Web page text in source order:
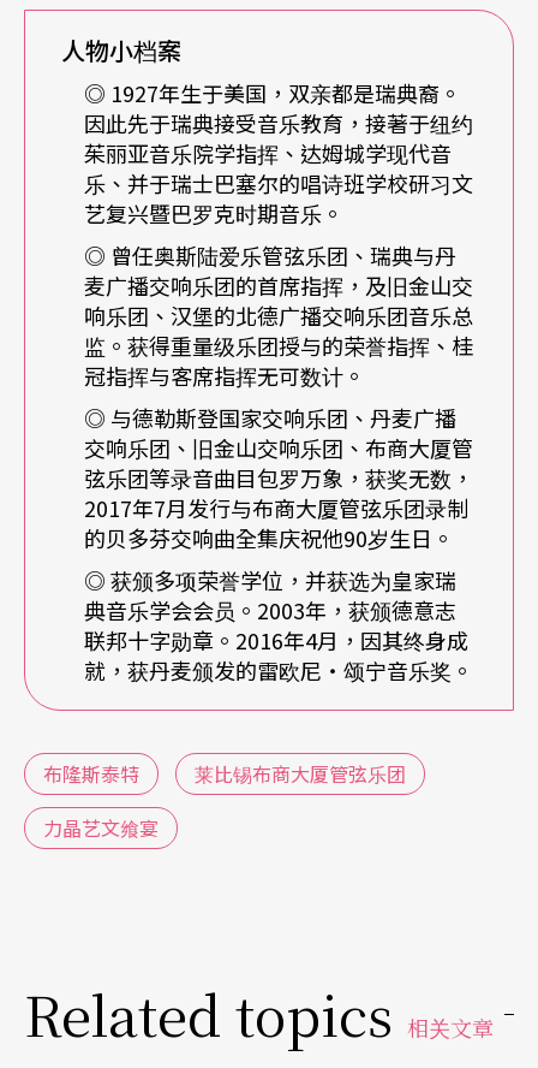
这部作品时，他是乐团总监，而他合作的大卫（Fer
dinand David）则是乐团首席。这部作品对小提琴
家来说，是养成教育里不可或缺的一环。就作品本
身来说，一方面它非常具有诗意，另一方面其实也
相当难指挥。特别是在最后一个乐章里，小提琴要
与木管一起演奏。在一般情形下，木管成员在乐团
里的座位离小提琴家太远，导致他们无法听到主
奏。最近在与卡瓦科斯排练时，我做了一个实验：
我请他在演奏这个段落时，不要站在我的位子前
方，而是退回到靠近乐团的位置，让长笛和其他木
管能听到。结果非常完美！
Q：指挥布拉姆斯的协奏曲，对指挥家的挑战又是
布拉姆斯的协奏曲当然是比较交响式的。但说到
这点时，我必须强调，孟德尔颂的协奏曲里，乐团
也不只是伴奏。乐团和主奏之间其实有相当紧密的
互动。至于布拉姆斯的协奏曲，曾经被当代的人戏
称为「一部小提琴与乐团对抗的协奏曲」。当然这
只是个笑话，但也可以知道，演奏这部作品，必须
Q：在这次的台北演出里，您安排了舒伯特的《伟
大》交响曲。有许多音乐学家将舒伯特的交响曲视
人物小档案
◎ 1927年生于美国，双亲都是瑞典裔。
因此先于瑞典接受音乐教育，接著于纽约
茱丽亚音乐院学指挥、达姆城学现代音
乐、并于瑞士巴塞尔的唱诗班学校研习文
艺复兴暨巴罗克时期音乐。
◎ 曾任奥斯陆爱乐管弦乐团、瑞典与丹
麦广播交响乐团的首席指挥，及旧金山交
响乐团、汉堡的北德广播交响乐团音乐总
监。获得重量级乐团授与的荣誉指挥、桂
冠指挥与客席指挥无可数计。
◎ 与德勒斯登国家交响乐团、丹麦广播
交响乐团、旧金山交响乐团、布商大厦管
弦乐团等录音曲目包罗万象，获奖无数，
2017年7月发行与布商大厦管弦乐团录制
的贝多芬交响曲全集庆祝他90岁生日。
◎ 获颁多项荣誉学位，并获选为皇家瑞
典音乐学会会员。2003年，获颁德意志
联邦十字勋章。2016年4月，因其终身成
就，获丹麦颁发的雷欧尼‧颂宁音乐奖。
布隆斯泰特
莱比锡布商大厦管弦乐团
力晶艺文飨宴
Related topics 相关文章